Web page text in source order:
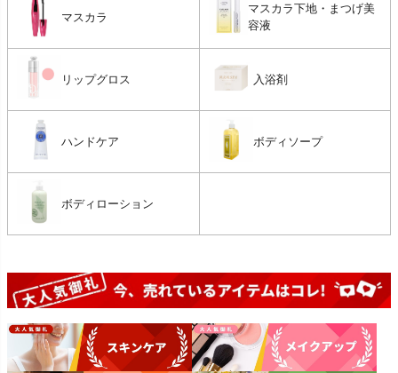
マスカラ
マスカラ下地・まつげ美
容液
リップグロス 入浴剤
ハンドケア ボディソープ
ボディローション